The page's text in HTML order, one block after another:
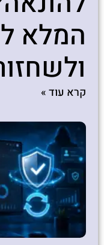
קרא עוד »